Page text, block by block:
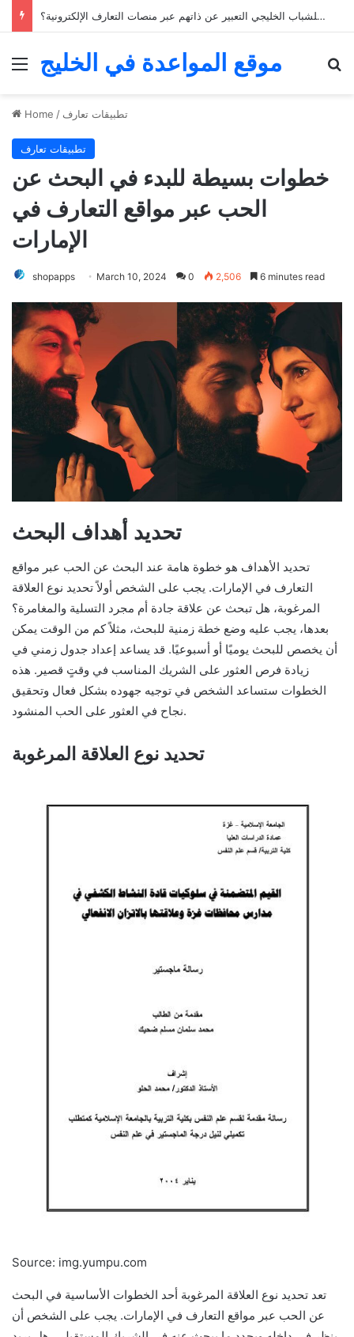
خمسة نصائح للعثور على الحب من خلال تطبيقات التعارف في الخليج
Menu
موقع المواعدة في الخليج
Home / تطبيقات تعارف
تطبيقات تعارف
خطوات بسيطة للبدء في البحث عن
الحب عبر مواقع التعارف في
الإمارات
shopapps March 10, 2024 0 2,506 6 minutes read
تحديد أهداف البحث
تحديد الأهداف هو خطوة هامة عند البحث عن الحب عبر مواقع
التعارف في الإمارات. يجب على الشخص أولاً تحديد نوع العلاقة
المرغوبة، هل تبحث عن علاقة جادة أم مجرد التسلية والمغامرة؟
بعدها، يجب عليه وضع خطة زمنية للبحث، مثلاً كم من الوقت يمكن
أن يخصص للبحث يوميًا أو أسبوعيًا. قد يساعد إعداد جدول زمني في
زيادة فرص العثور على الشريك المناسب في وقتٍ قصير. هذه
الخطوات ستساعد الشخص في توجيه جهوده بشكل فعال وتحقيق
نجاح في العثور على الحب المنشود.
تحديد نوع العلاقة المرغوبة
Source: img.yumpu.com
تعد تحديد نوع العلاقة المرغوبة أحد الخطوات الأساسية في البحث
عن الحب عبر مواقع التعارف في الإمارات. يجب على الشخص أن